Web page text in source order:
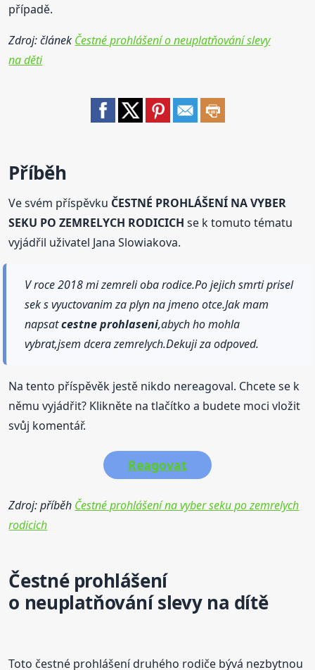
případě.
Zdroj: článek Čestné prohlášení o neuplatňování slevy
na děti
Příběh
Ve svém příspěvku ČESTNÉ PROHLÁŠENÍ NA VYBER
SEKU PO ZEMRELYCH RODICICH se k tomuto tématu
vyjádřil uživatel Jana Slowiakova.
V roce 2018 mi zemreli oba rodice.Po jejich smrti prisel
sek s vyuctovanim za plyn na jmeno otce.Jak mam
napsatcestne prohlaseni,abych ho mohla
vybrat,jsem dcera zemrelych.Dekuji za odpoved.
Na tento příspěvěk jestě nikdo nereagoval. Chcete se k
němu vyjádřit? Klikněte na tlačítko a budete moci vložit
svůj komentář.
Reagovat
Zdroj: příběh Čestné prohlášení na vyber seku po zemrelych
rodicich
Čestné prohlášení
o neuplatňováníslevyna dítě
Toto čestné prohlášení druhého rodiče bývá nezbytnou